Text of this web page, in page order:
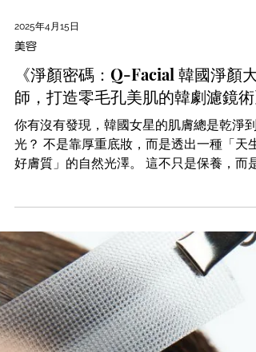
2025年4月15日
美容
《淨顏密碼：Q-Facial 韓國淨顏大
師，打造零毛孔美肌的韓劇濾鏡術
一種徹底的「肌底潔淨哲學」。 現在，這份
來自韓國的美肌智慧終於來到了我們眼前。
Q-Facial 韓國淨顏大師療程——韓國製造、
系理念、專為亞洲肌膚設計...